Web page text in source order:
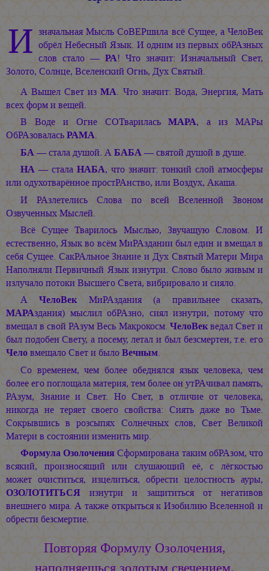
И значальная Мысль СоВЕРшила всё Сущее, а ЧелоВек
обрёл Небесный Язык. И одним из первых обРАзных
слов стало — РА! Что значит: Изначальный Свет,
Золото, Солнце, Вселенский Огнь, Дух Святый.
А Вышел Свет изМА. Что значит: Вода, Энергия, Мать
всех форм и вещей.
В Воде и Огне СОТвариласьМАРА, а из МАРы
ОбРАзоваласьРАМА.
БА— стала душой. АБАБА— святой душой в душе.
НА — стала НАБА, что значит: тонкий слой атмосферы
или одухотварённое простРАнство, или Воздух, Акаша.
И РАзлетелись Слова по всей Вселенной Звоном
Озвученных Мыслей.
Всё Сущее Тварилось Мыслью, Звучащую Словом. И
естественно, Язык во всём МиРАздании был един и вмещал в
себя Сущее. СакРАльное Знание и Дух Святый Матери Мира
Наполняли Первичный Язык изнутри. Слово было живым и
излучало потоки Высшего Света, вибрировало и сияло.
АЧелоВекМиРАздания (а правильнее сказать,
МАРАздания) мыслил обРАзно, сиял изнутри, потому что
вмещал в свой РАзум Весь Макрокосм. ЧелоВекведал Свет и
был подобен Свету, а посему, летал и был безсмертен, т.е. его
Человмещало Свет и былоВечным.
Со временем, чем более обеднялся язык человека, чем
более его поглощала материя, тем более он утРАчивал память,
РАзум, Знание и Свет. Но Свет, в отличие от человека,
никогда не теряет своего свойства: Сиять даже во Тьме.
Сокрывшись в розсыпях Солнечных слов, Свет Великой
Матери в состоянии изменить мир.
Формула ОзолоченияСформирована таким обРАзом, что
всякий, произносящий или слушающий её, с лёгкостью
может очиститься, изцелиться, обрести целостность ауры,
ОЗОЛОТИТЬСЯ изнутри и защититься от негативов
внешнего мира. А также открыться к Изобилию Вселенной и
обрести безсмертие.
Повторяя Формулу Озолочения,